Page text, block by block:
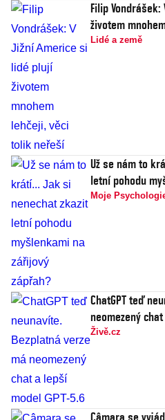
Filip
životem
Lidé a země
Už se nám to
letní pohodu
Moje
ChatGPT teď
neomezený
Živě.cz